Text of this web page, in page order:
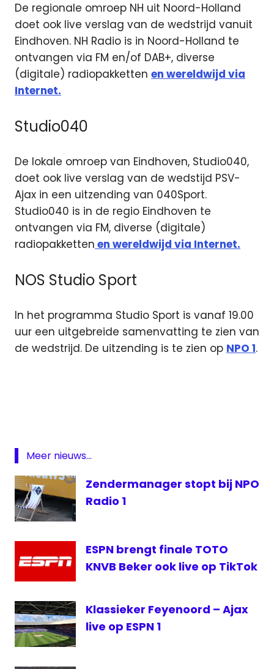
De regionale omroep NH uit Noord-Holland
doet ook live verslag van de wedstrijd vanuit
Eindhoven. NH Radio is in Noord-Holland te
ontvangen via FM en/of DAB+, diverse
(digitale) radiopakketten en wereldwijd via
Internet.
Studio040
De lokale omroep van Eindhoven, Studio040,
doet ook live verslag van de wedstijd PSV-
Ajax in een uitzending van 040Sport.
Studio040 is in de regio Eindhoven te
ontvangen via FM, diverse (digitale)
radiopakketten en wereldwijd via Internet.
NOS Studio Sport
In het programma Studio Sport is vanaf 19.00
uur een uitgebreide samenvatting te zien van
de wedstrijd. De uitzending is te zien op NPO 1.
Ajax
live
PSV
Livestream
Ajax
NH
Radio
Ajax
PSV
-
Ajax
Meer nieuws...
Zendermanager stopt bij NPO
Radio 1
ESPN brengt finale TOTO
KNVB Beker ook live op TikTok
Klassieker Feyenoord – Ajax
live op ESPN 1